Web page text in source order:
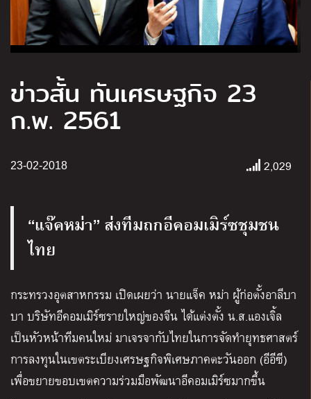
ข่าวสั้น ทันเศรษฐกิจ 23
ก.พ. 2561
23-02-2018 2,029
“แจ๊คหม่า” ส่งทีมถกอีคอมเมิร์ซชุมชน
ไทย
กระทรวงอุตสาหกรรม เปิดเผยว่า นายแจ็ค หม่า ผู้ก่อตั้งอาลีบา
บา บริษัทอีคอมเมิร์ซรายใหญ่ของจีน ได้แต่งตั้ง น.ส.แองเจิ้ล
เป็นหัวหน้าทีมคนใหม่ มาเจรจากับไทยในการจัดทำยุทธศาสตร์
การลงทุนในเขตระเบียงเศรษฐกิจพิเศษภาคตะวันออก (อีอีซี)
เพื่อขยายขอบเขตความร่วมมือพัฒนาอีคอมเมิร์ซมากขึ้น